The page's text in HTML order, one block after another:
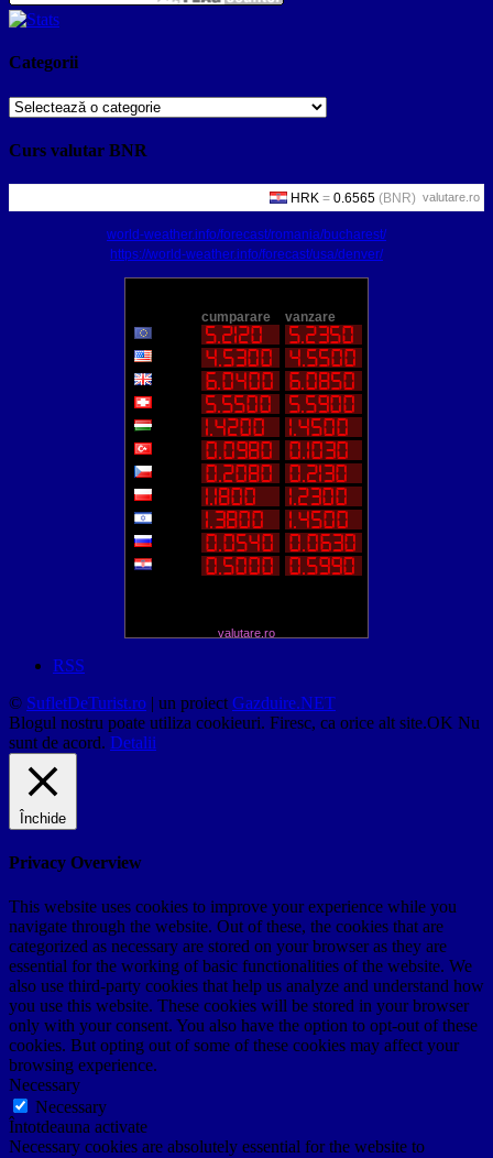
Categorii
Categorii
Curs valutar BNR
valutare.ro
world-weather.info/forecast/romania/bucharest/
https://world-weather.info/forecast/usa/denver/
valutare.ro
RSS
© SufletDeTurist.ro | un proiect Gazduire.NET
Blogul nostru poate utiliza cookieuri. Firesc, ca orice alt site.OK Nu
sunt de acord. Detalii
Închide
Privacy Overview
This website uses cookies to improve your experience while you
navigate through the website. Out of these, the cookies that are
categorized as necessary are stored on your browser as they are
essential for the working of basic functionalities of the website. We
also use third-party cookies that help us analyze and understand how
you use this website. These cookies will be stored in your browser
only with your consent. You also have the option to opt-out of these
cookies. But opting out of some of these cookies may affect your
browsing experience.
Necessary
Necessary
Întotdeauna activate
Necessary cookies are absolutely essential for the website to